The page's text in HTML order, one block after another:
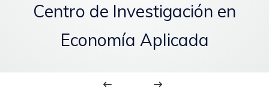
Centro de Investigación en
Economía Aplicada